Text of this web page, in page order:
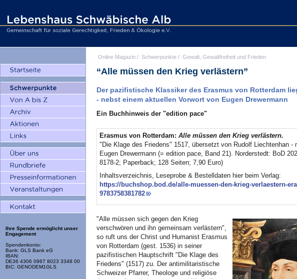
Ihre Spende ermöglicht unser
Engagement
Spendenkonto:
Bank: GLS Bank eG
IBAN:
DE36 4306 0967 8023 3348 00
BIC: GENODEM1GLS
Online Magazin / Schwerpunkte / Gewalt, Gewaltfreiheit und Frieden
“Alle müssen den Krieg verlästern”
Der pazifistische Klassiker des Erasmus von Rotterdam
- nebst einem aktuellen Vorwort von Eugen Drewermann
Ein Buchhinweis der "edition pace"
Erasmus von Rotterdam: Alle müssen den Krieg verlästern.
"Die Klage des Friedens" 1517, übersetzt von Rudolf Liechtenhan -
Eugen Drewermann (= edition pace, Band 21). Norderstedt: BoD
8178-2; Paperback; 128 Seiten; 7,90 Euro)
Inhaltsverzeichnis, Leseprobe & Bestelldaten hier beim Verlag:
https://buchshop.bod.de/alle-muessen-den-krieg-verlaestern-
9783758381782
"Alle müssen sich gegen den Krieg
verschwören und ihn gemeinsam verlästern",
so ruft uns der Christ und Humanist Erasmus
von Rotterdam (gest. 1536) in seiner
pazifistischen Hauptschrift "Die Klage des
Friedens" (1517) zu. Der antimilitaristische
Schweizer Pfarrer, Theologe und religiöse